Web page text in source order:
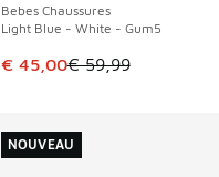
Bebes Chaussures
Light Blue - White - Gum5
Cet article est en
€ 45,00€ 59,99
NOUVEAU